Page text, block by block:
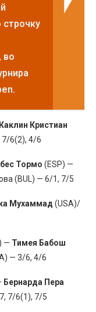
во
Кристиан
6(2), 4/6
Тормо (ESP) —
(BUL) — 6/1, 7/5
Мухаммад (USA)/
— Тимея Бабош
— 3/6, 4/6
Бернарда Пера
7/6(1), 7/5